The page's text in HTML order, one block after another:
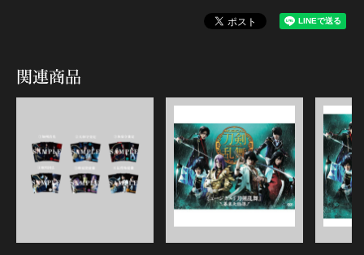
関連商品